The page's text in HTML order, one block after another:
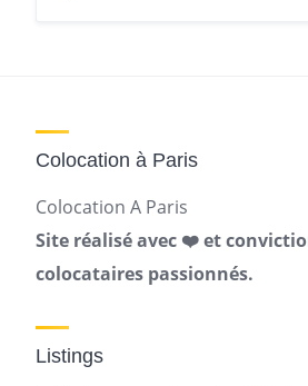
Colocation à Paris
Colocation A Paris
Site réalisé avec ❤️ et
colocataires passionnés.
Listings